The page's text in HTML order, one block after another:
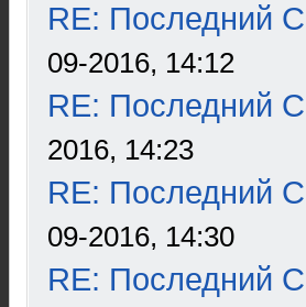
RE: Последний
09-2016, 14:12
RE: Последний
2016, 14:23
RE: Последний
09-2016, 14:30
RE: Последний